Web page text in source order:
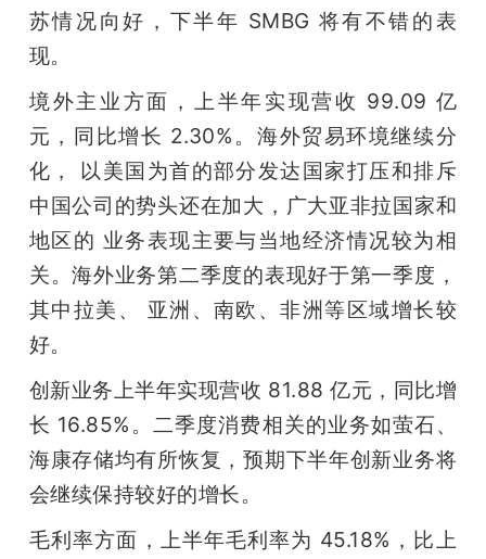
机
苏情况向好，下半年 SMBG 将有不错的表
现。
境外主业方面，上半年实现营收 99.09 亿
元，同比增长 2.30%。海外贸易环境继续分
化， 以美国为首的部分发达国家打压和排斥
中国公司的势头还在加大，广大亚非拉国家和
地区的 业务表现主要与当地经济情况较为相
关。海外业务第二季度的表现好于第一季度，
其中拉美、 亚洲、南欧、非洲等区域增长较
好。
创新业务上半年实现营收 81.88 亿元，同比增
长 16.85%。二季度消费相关的业务如萤石、
海康存储均有所恢复，预期下半年创新业务将
会继续保持较好的增长。
毛利率方面，上半年毛利率为 45.18%，比上